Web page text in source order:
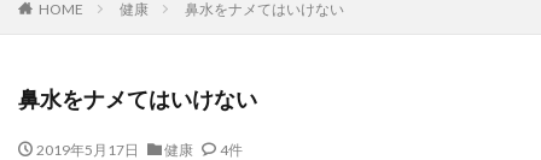
HOME 健康 鼻水をナメてはいけない
鼻水をナメてはいけない
2019年5月17日 健康 4件